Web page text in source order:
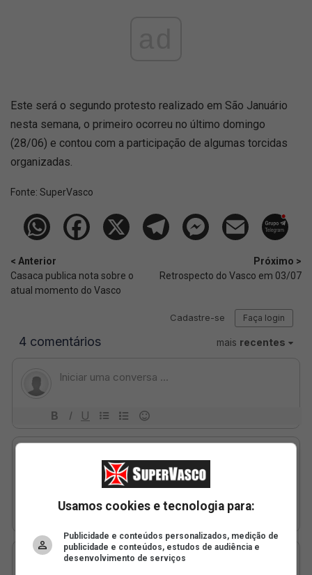
Este será o segundo protesto realizado em São Januário
nesta semana, o primeiro ocorreu no último domingo
(28/06) e contou com a participação de algumas torcidas
organizadas.
Fonte: SuperVasco‎‎‎‎‎‎
< Anterior
Casaca publica nota sobre o
atual momento do Vasco
Próximo >
Retrospecto do Vasco em 03/07
Usamos cookies e tecnologia para:
Publicidade e conteúdos personalizados, medição de
publicidade e conteúdos, estudos de audiência e
desenvolvimento de serviços